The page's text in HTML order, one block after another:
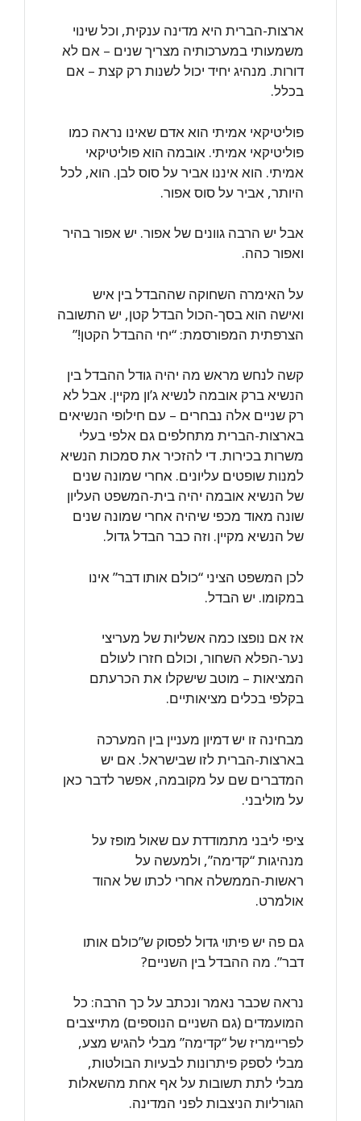
ארצות-הברית היא מדינה ענקית, וכל שינוי
משמעותי במערכותיה מצריך שנים – אם לא
דורות. מנהיג יחיד יכול לשנות רק קצת – אם
בכלל.
פוליטיקאי אמיתי הוא אדם שאינו נראה כמו
פוליטיקאי אמיתי. אובמה הוא פוליטיקאי
אמיתי. הוא איננו אביר על סוס לבן. הוא, לכל
היותר, אביר על סוס אפור.
אבל יש הרבה גוונים של אפור. יש אפור בהיר
ואפור כהה.
על האימרה השחוקה שההבדל בין איש
ואישה הוא בסך-הכול הבדל קטן, יש התשובה
הצרפתית המפורסמת: “יחי ההבדל הקטן!”
קשה לנחש מראש מה יהיה גודל ההבדל בין
הנשיא ברק אובמה לנשיא ג’ון מקיין. אבל לא
רק שניים אלה נבחרים – עם חילופי הנשיאים
בארצות-הברית מתחלפים גם אלפי בעלי
משרות בכירות. די להזכיר את סמכות הנשיא
למנות שופטים עליונים. אחרי שמונה שנים
של הנשיא אובמה יהיה בית-המשפט העליון
שונה מאוד מכפי שיהיה אחרי שמונה שנים
של הנשיא מקיין. וזה כבר הבדל גדול.
לכן המשפט הציני “כולם אותו דבר” אינו
במקומו. יש הבדל.
אז אם נופצו כמה אשליות של מעריצי
נער-הפלא השחור, וכולם חזרו לעולם
המציאות – מוטב שישקלו את הכרעתם
בקלפי בכלים מציאותיים.
מבחינה זו יש דמיון מעניין בין המערכה
בארצות-הברית לזו שבישראל. אם יש
המדברים שם על מקובמה, אפשר לדבר כאן
על מוליבני.
ציפי ליבני מתמודדת עם שאול מופז על
מנהיגות “קדימה”, ולמעשה על
ראשות-הממשלה אחרי לכתו של אהוד
אולמרט.
גם פה יש פיתוי גדול לפסוק ש”כולם אותו
דבר”. מה ההבדל בין השניים?
נראה שכבר נאמר ונכתב על כך הרבה: כל
המועמדים (גם השניים הנוספים) מתייצבים
לפריימריז של “קדימה” מבלי להגיש מצע,
מבלי לספק פיתרונות לבעיות הבולטות,
מבלי לתת תשובות על אף אחת מהשאלות
הגורליות הניצבות לפני המדינה.